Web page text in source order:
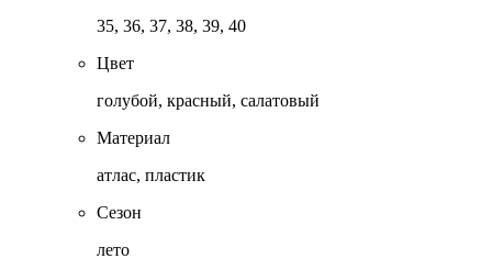
35, 36, 37, 38, 39, 40
Цвет
голубой, красный, салатовый
Материал
атлас, пластик
Сезон
лето